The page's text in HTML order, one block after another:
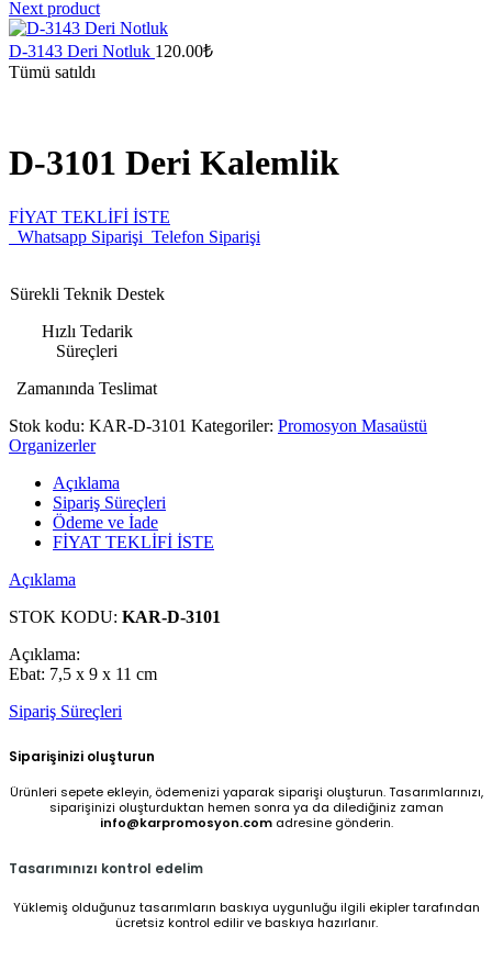
Next product
D-3143 Deri Notluk 120.00₺
Tümü satıldı
D-3101 Deri Kalemlik
FİYAT TEKLİFİ İSTE
Whatsapp Siparişi Telefon Siparişi
Sürekli Teknik Destek
Hızlı Tedarik
Süreçleri
Zamanında Teslimat
Stok kodu: KAR-D-3101 Kategoriler: Promosyon Masaüstü
Organizerler
Açıklama
Sipariş Süreçleri
Ödeme ve İade
FİYAT TEKLİFİ İSTE
Açıklama
STOK KODU: KAR-D-3101
Açıklama:
Ebat: 7,5 x 9 x 11 cm
Sipariş Süreçleri
Siparişinizi oluşturun
Ürünleri sepete ekleyin, ödemenizi yaparak siparişi oluşturun. Tasarımlarınızı,
siparişinizi oluşturduktan hemen sonra ya da dilediğiniz zaman
info@karpromosyon.comadresine gönderin.
Tasarımınızı kontrol edelim
Yüklemiş olduğunuz tasarımların baskıya uygunluğu ilgili ekipler tarafından
ücretsiz kontrol edilir ve baskıya hazırlanır.